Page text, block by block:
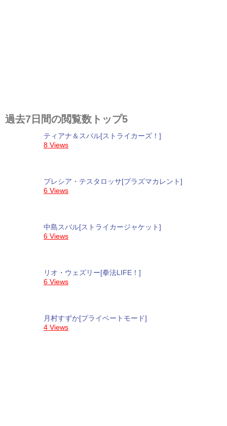
過去7日間の閲覧数トップ5
ティアナ＆スバル[ストライカーズ！]
8 Views
プレシア・テスタロッサ[プラズマカレント]
6 Views
中島スバル[ストライカージャケット]
6 Views
リオ・ウェズリー[拳法LIFE！]
6 Views
月村すずか[プライベートモード]
4 Views